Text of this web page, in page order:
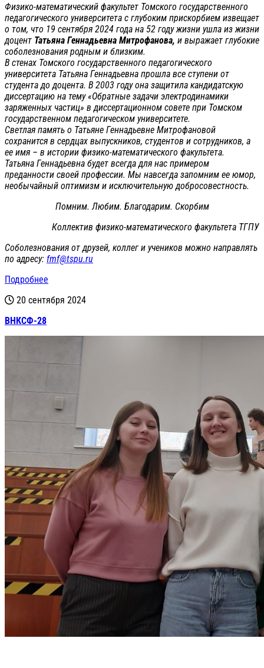
Физико-математический факультет Томского государственного
педагогического университета с глубоким прискорбием извещает
о том, что 19 сентября 2024 года на 52 году жизни ушла из жизни
доцент Татьяна Геннадьевна Митрофанова, и выражает глубокие
соболезнования родным и близким.
В стенах Томского государственного педагогического
университета Татьяна Геннадьевна прошла все ступени от
студента до доцента. В 2003 году она защитила кандидатскую
диссертацию на тему «Обратные задачи электродинамики
заряженных частиц» в диссертационном совете при Томском
государственном педагогическом университете.
Светлая память о Татьяне Геннадьевне Митрофановой
сохранится в сердцах выпускников, студентов и сотрудников, а
ее имя – в истории физико-математического факультета.
Татьяна Геннадьевна будет всегда для нас примером
преданности своей профессии. Мы навсегда запомним ее юмор,
необычайный оптимизм и исключительную добросовестность.
Помним. Любим. Благодарим. Скорбим
Коллектив физико-математического факультета ТГПУ
Соболезнования от друзей, коллег и учеников можно направлять
по адресу: fmf@tspu.ru
Подробнее
20 сентября 2024
ВНКСФ-28